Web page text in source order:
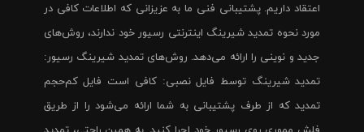
اعتقاد داریم. پشتیبانی فنی ما به عزیزانی که اطلاعات کافی در
مورد نحوه تمدید شیرینگ اینترنتی رسیور خود ندارند، روش‌های
جدید و نوینی را ارائه می‌دهد. روش‌های تمدید شیرینگ رسیور:
تمدید شیرینگ توسط فایل نصبی: کافی است فایل کم‌حجم
تمدید که از طرف پشتیبانی به شما ارائه می‌شود را از طریق